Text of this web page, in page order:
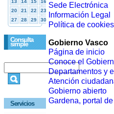
Consulta
simple
Servicios
Sede Electrónica
Información Legal
Política de cookies
Gobierno Vasco
Página de inicio
Conoce el
Departamentos y
Atención
Gobierno abierto
Gardena, portal